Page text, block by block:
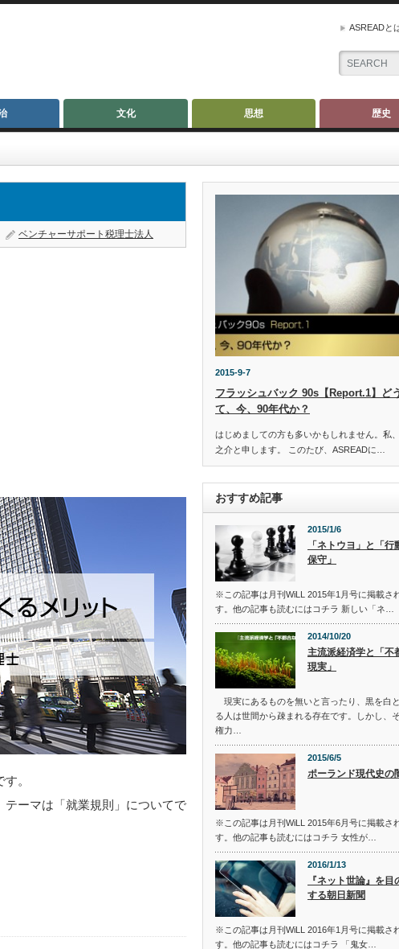
ASREADと
文化 思想 歴史
ベンチャーサポート税理士法人
。
ーマは「就業規則」についてで
2015-9-7
フラッシュバック 90s【Report.1】ど
て、今、90年代か？
はじめましての方も多いかもしれません。私
之介と申します。 このたび、ASREADに…
おすすめ記事
2015/1/6
「ネトウヨ」と「行
保守」
※この記事は月刊WiLL 2015年1月号に掲載さ
す。他の記事も読むにはコチラ 新しい「ネ…
2014/10/20
主流派経済学と「不
現実」
現実にあるものを無いと言ったり、黒を白
る人は世間から疎まれる存在です。しかし、
権力…
2015/6/5
ポーランド現代史の
※この記事は月刊WiLL 2015年6月号に掲載さ
す。他の記事も読むにはコチラ 女性が…
2016/1/13
『ネット世論』を目
する朝日新聞
※この記事は月刊WiLL 2016年1月号に掲載さ
す。他の記事も読むにはコチラ 「鬼女…